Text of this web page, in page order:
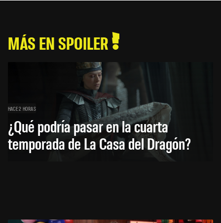
MÁS EN SPOILER
HACE 2 HORAS
¿Qué podría pasar en la cuarta
temporada de La Casa del Dragón?